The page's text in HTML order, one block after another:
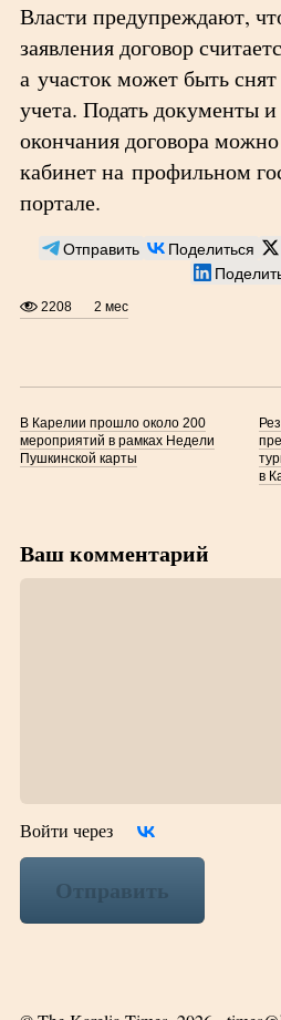
Власти предупреждают,
заявления договор
а участок может быть снят
учета. Подать документы
окончания договора
кабинет на профильном
портале.
Отправить Поделиться
2208 2 мес
В Карелии прошло около 200
мероприятий в рамках Недели
Пушкинской карты
в
Ваш комментарий
Войти через
Отправить